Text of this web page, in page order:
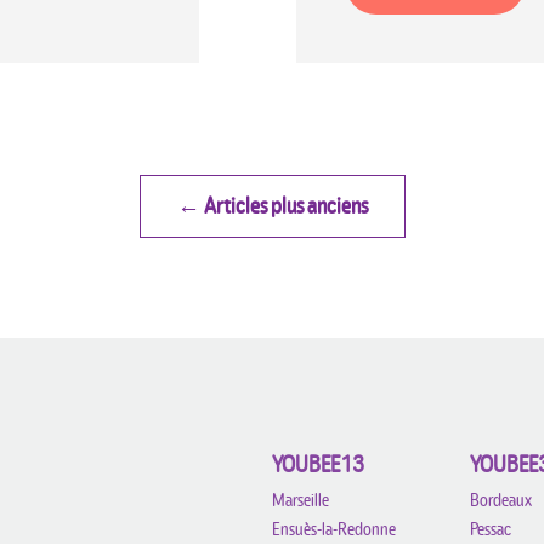
Articles plus anciens
YOUBEE13
Marseille
Ensuès-la-Redonne
Bordeaux
Pessac